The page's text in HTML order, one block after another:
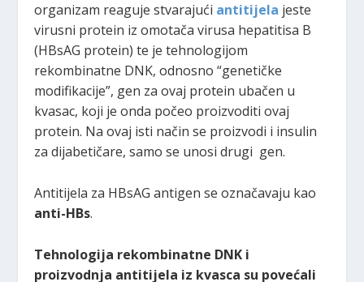
organizam reaguje stvarajući antitijela jeste
virusni protein iz omotača virusa hepatitisa B
(HBsAG protein) te je tehnologijom
rekombinatne DNK, odnosno “genetičke
modifikacije”, gen za ovaj protein ubačen u
kvasac, koji je onda počeo proizvoditi ovaj
protein. Na ovaj isti način se proizvodi i insulin
za dijabetičare, samo se unosi drugi gen.
Antitijela za HBsAG antigen se označavaju kao
anti-HBs.
Tehnologija rekombinatne DNK i
proizvodnja antitijela iz kvasca su povećali